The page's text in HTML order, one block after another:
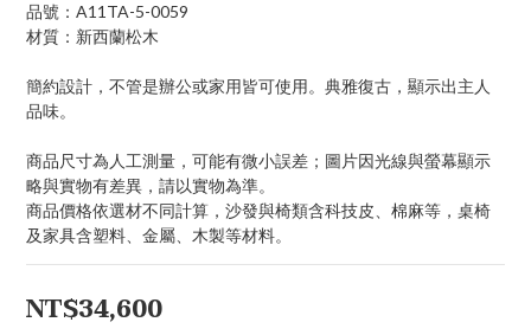
品號：A11TA-5-0059
材質：新西蘭松木
簡約設計，不管是辦公或家用皆可使用。典雅復古，顯示出主人
品味。
商品尺寸為人工測量，可能有微小誤差；圖片因光線與螢幕顯示
略與實物有差異，請以實物為準。
商品價格依選材不同計算，沙發與椅類含科技皮、棉麻等，桌椅
及家具含塑料、金屬、木製等材料。
NT$34,600